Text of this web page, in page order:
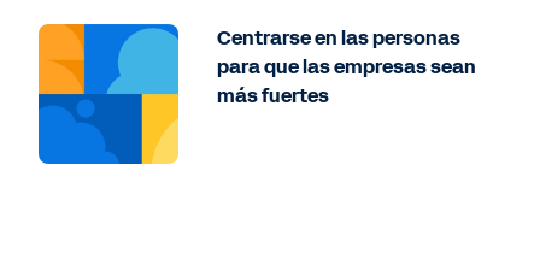
Centrarse en las personas
para que las empresas sean
más fuertes